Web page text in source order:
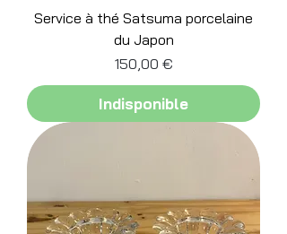
Service à thé Satsuma porcelaine
du Japon
Prix
150,00 €
Indisponible